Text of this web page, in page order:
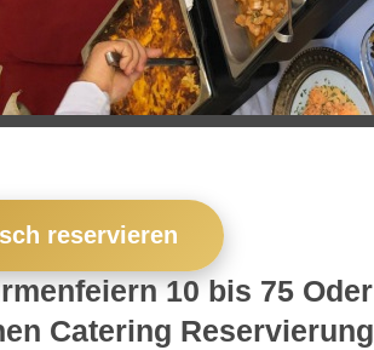
reservieren
10 bis 75 Oder
Catering Reservierung